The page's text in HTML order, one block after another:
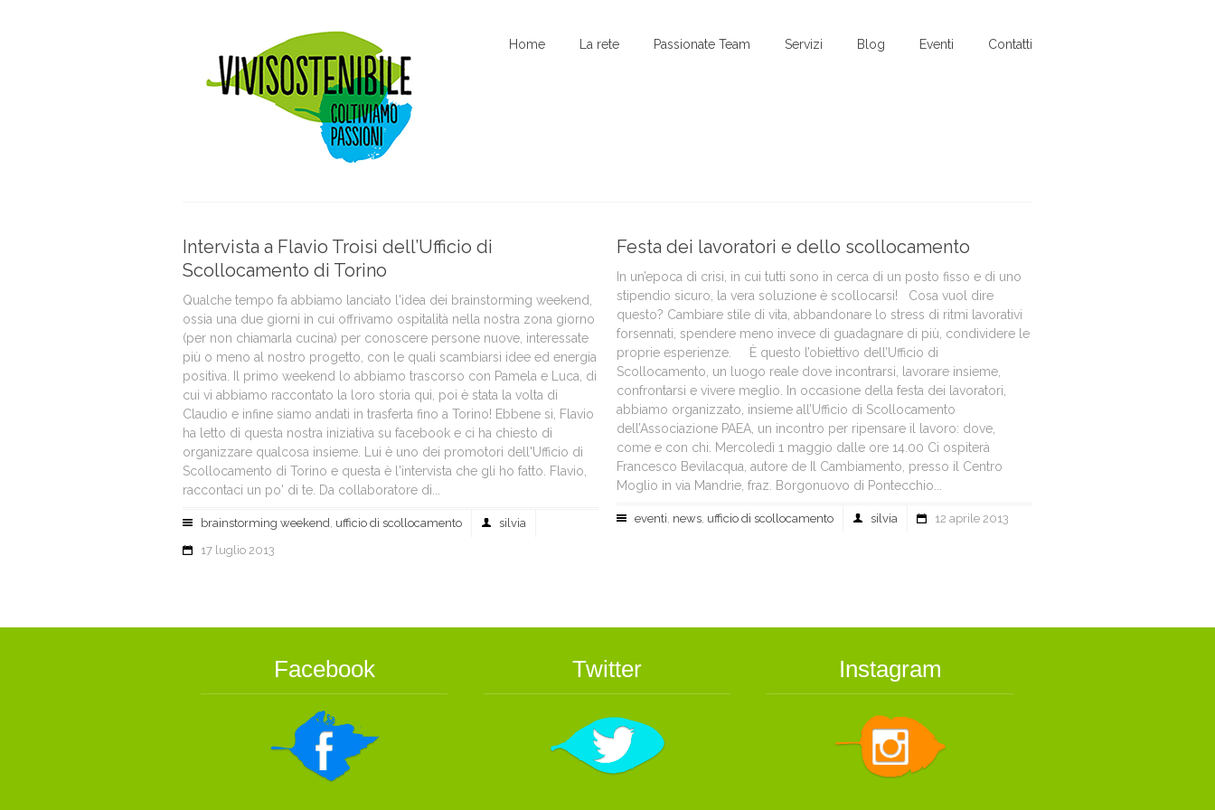
Home La rete Passionate Team Servizi Blog Eventi Contatti
Intervista a Flavio Troisi dell’Ufficio di
Scollocamento di Torino
Qualche tempo fa abbiamo lanciato l'idea dei brainstorming weekend,
ossia una due giorni in cui offrivamo ospitalità nella nostra zona giorno
(per non chiamarla cucina) per conoscere persone nuove, interessate
più o meno al nostro progetto, con le quali scambiarsi idee ed energia
positiva. Il primo weekend lo abbiamo trascorso con Pamela e Luca, di
cui vi abbiamo raccontato la loro storia qui, poi è stata la volta di
Claudio e infine siamo andati in trasferta fino a Torino! Ebbene sì, Flavio
ha letto di questa nostra iniziativa su facebook e ci ha chiesto di
organizzare qualcosa insieme. Lui è uno dei promotori dell'Ufficio di
Scollocamento di Torino e questa è l'intervista che gli ho fatto. Flavio,
raccontaci un po' di te. Da collaboratore di...
brainstorming weekend, ufficio di scollocamento
silvia
17 luglio 2013
Festa dei lavoratori e dello scollocamento
In un’epoca di crisi, in cui tutti sono in cerca di un posto fisso e di uno
stipendio sicuro, la vera soluzione è scollocarsi! Cosa vuol dire
questo? Cambiare stile di vita, abbandonare lo stress di ritmi lavorativi
forsennati, spendere meno invece di guadagnare di più, condividere le
proprie esperienze. È questo l’obiettivo dell’Ufficio di
Scollocamento, un luogo reale dove incontrarsi, lavorare insieme,
confrontarsi e vivere meglio. In occasione della festa dei lavoratori,
abbiamo organizzato, insieme all’Ufficio di Scollocamento
dell’Associazione PAEA, un incontro per ripensare il lavoro: dove,
come e con chi. Mercoledì 1 maggio dalle ore 14.00 Ci ospiterà
Francesco Bevilacqua, autore de Il Cambiamento, presso il Centro
Moglio in via Mandrie, fraz. Borgonuovo di Pontecchio...
eventi, news, ufficio di scollocamento silvia 12 aprile 2013
Facebook Twitter Instagram